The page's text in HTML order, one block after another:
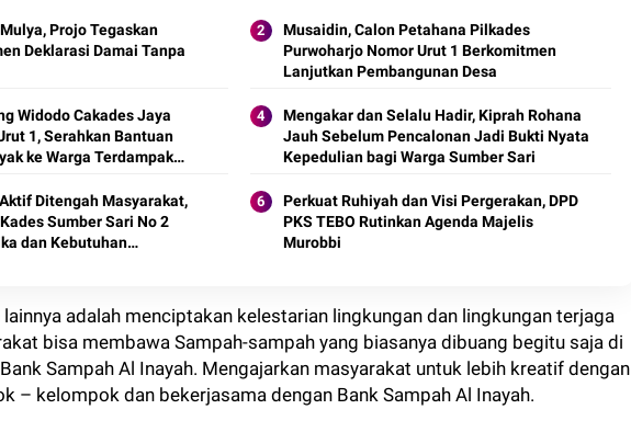
Projo Tegaskan
Deklarasi Damai Tanpa
Musaidin, Calon Petahana Pilkades
Purwoharjo Nomor Urut 1 Berkomitmen
Lanjutkan Pembangunan Desa
Widodo Cakades Jaya
1, Serahkan Bantuan
ke Warga Terdampak
Mengakar dan Selalu Hadir, Kiprah Rohana
Jauh Sebelum Pencalonan Jadi Bukti Nyata
Kepedulian bagi Warga Sumber Sari
Ditengah Masyarakat,
Sumber Sari No 2
dan Kebutuhan
Perkuat Ruhiyah dan Visi Pergerakan, DPD
PKS TEBO Rutinkan Agenda Majelis
Murobbi
lainnya adalah menciptakan kelestarian lingkungan dan lingkungan terjaga
bisa membawa Sampah-sampah yang biasanya dibuang begitu saja di
Sampah Al Inayah. Mengajarkan masyarakat untuk lebih kreatif dengan
– kelompok dan bekerjasama dengan Bank Sampah Al Inayah.